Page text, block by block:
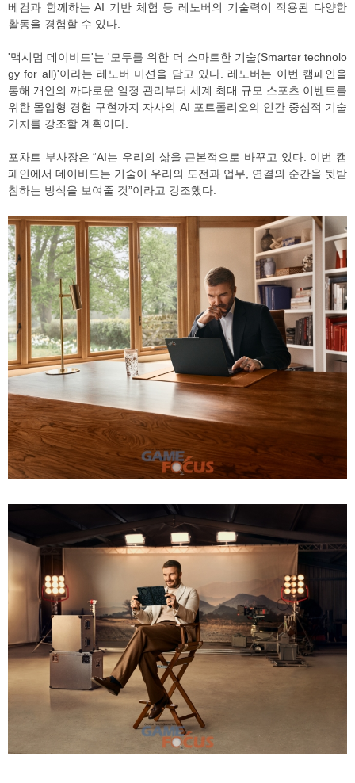
베컴과 함께하는 AI 기반 체험 등 레노버의 기술력이 적용된 다양한
활동을 경험할 수 있다.
'맥시멈 데이비드'는 '모두를 위한 더 스마트한 기술(Smarter technolo
gy for all)'이라는 레노버 미션을 담고 있다. 레노버는 이번 캠페인을
통해 개인의 까다로운 일정 관리부터 세계 최대 규모 스포츠 이벤트를
위한 몰입형 경험 구현까지 자사의 AI 포트폴리오의 인간 중심적 기술
가치를 강조할 계획이다.
포차트 부사장은 “AI는 우리의 삶을 근본적으로 바꾸고 있다. 이번 캠
페인에서 데이비드는 기술이 우리의 도전과 업무, 연결의 순간을 뒷받
침하는 방식을 보여줄 것”이라고 강조했다.